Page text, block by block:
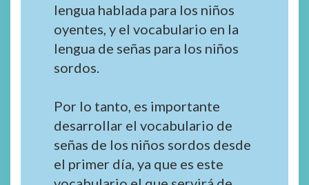
lengua hablada para los niños
oyentes, y el vocabulario en la
lengua de señas para los niños
sordos.
Por lo tanto, es importante
desarrollar el vocabulario de
señas de los niños sordos desde
el primer día, ya que es este